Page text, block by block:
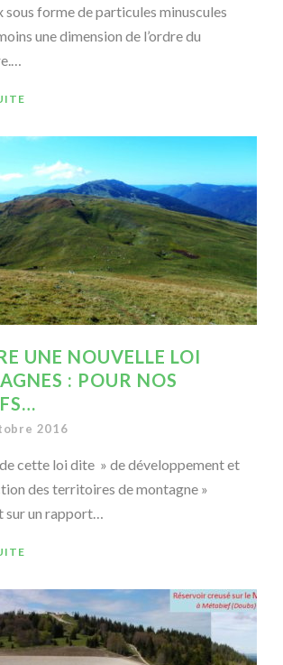
sous forme de particules minuscules
une dimension de l’ordre du
UNE NOUVELLE LOI
: POUR NOS
2016
cette loi dite » de développement et
des territoires de montagne »
sur un rapport…